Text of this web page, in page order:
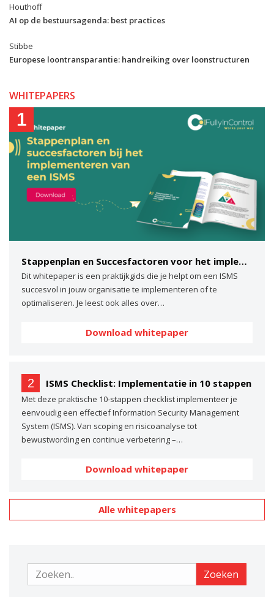
Houthoff
AI op de bestuursagenda: best practices
Stibbe
Europese loontransparantie: handreiking over loonstructuren
WHITEPAPERS
1
Stappenplan en Succesfactoren voor het implementeren van een ISMS
Dit whitepaper is een praktijkgids die je helpt om een ISMS
succesvol in jouw organisatie te implementeren of te
optimaliseren. Je leest ook alles over…
Download whitepaper
2 ISMS Checklist: Implementatie in 10 stappen
Met deze praktische 10-stappen checklist implementeer je
eenvoudig een effectief Information Security Management
System (ISMS). Van scoping en risicoanalyse tot
bewustwording en continue verbetering –…
Download whitepaper
Alle whitepapers
Zoeken Zoeken